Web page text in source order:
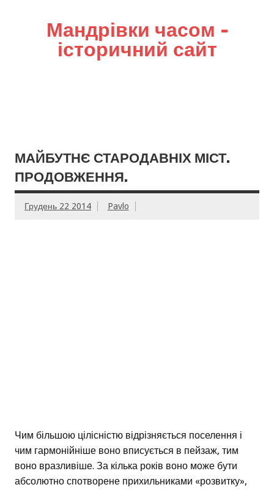
Мандрівки часом –
історичний сайт
МАЙБУТНЄ СТАРОДАВНІХ МІСТ.
ПРОДОВЖЕННЯ.
Грудень 22 2014 Pavlo
Чим більшою цілісністю відрізняється поселення і
чим гармонійніше воно вписується в пейзаж, тим
воно вразливіше. За кілька років воно може бути
абсолютно спотворене прихильниками «розвитку»,